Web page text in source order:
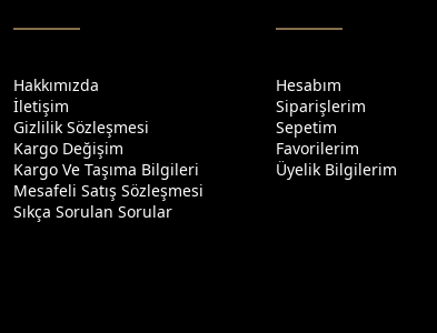
Hakkımızda
İletişim
Gizlilik Sözleşmesi
Kargo Değişim
Kargo Ve Taşıma Bilgileri
Mesafeli Satış Sözleşmesi
Sıkça Sorulan Sorular
Hesabım
Siparişlerim
Sepetim
Favorilerim
Üyelik Bilgilerim